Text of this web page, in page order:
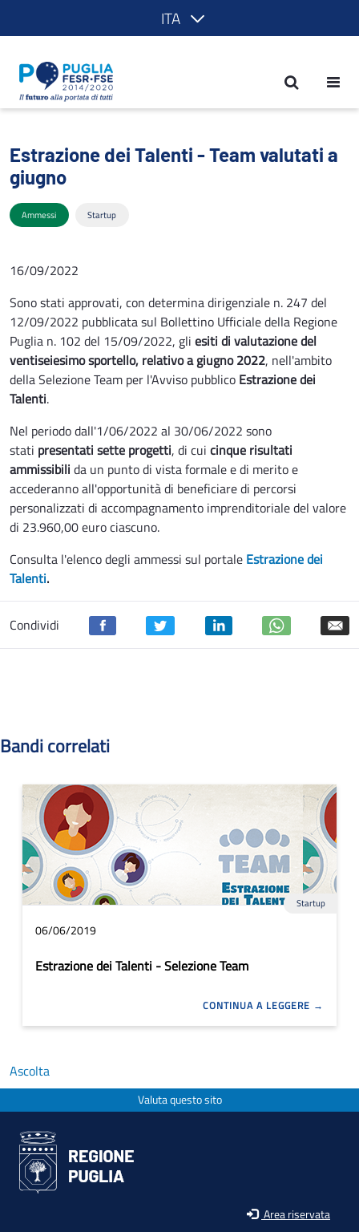
ITA
Estrazione dei Talenti - Team valutati
Estrazione dei Talenti - Team valutati a
giugno
Ammessi Startup
16/09/2022
Sono stati approvati, con determina dirigenziale n. 247 del
12/09/2022 pubblicata sul Bollettino Ufficiale della Regione
Puglia n. 102 del 15/09/2022, gli esiti di valutazione del
ventiseiesimo sportello, relativo a giugno 2022, nell'ambito
della Selezione Team per l'Avviso pubblico Estrazione dei
Talenti.
Nel periodo dall'1/06/2022 al 30/06/2022 sono
stati presentati sette progetti, di cui cinque risultati
ammissibili da un punto di vista formale e di merito e
accederanno all'opportunità di beneficiare di percorsi
personalizzati di accompagnamento imprenditoriale del valore
di 23.960,00 euro ciascuno.
Consulta l'elenco degli ammessi sul portale Estrazione dei
Talenti.
Condividi
Bandi correlati
Startup
06/06/2019
Estrazione dei Talenti - Selezione Team
CONTINUA A LEGGERE
Ascolta
Valuta questo sito
Area riservata